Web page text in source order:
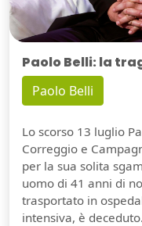
Paolo Belli: la
Paolo Belli
Lo scorso 13 luglio
Correggio e
per la sua solita
uomo di 41 anni di
trasportato in
intensiva, è deceduto.